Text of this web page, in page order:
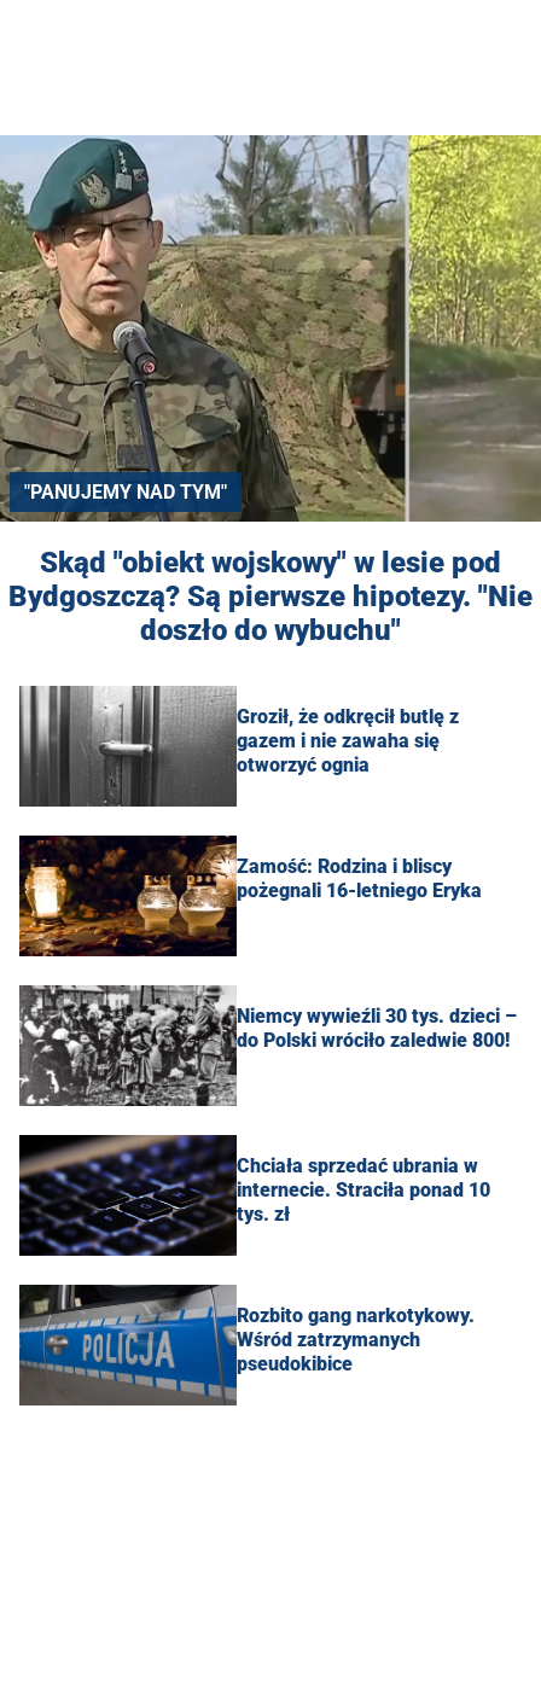
"PANUJEMY NAD TYM"
Skąd "obiekt wojskowy" w lesie pod
Bydgoszczą? Są pierwsze hipotezy. "Nie
doszło do wybuchu"
Groził, że odkręcił butlę z
gazem i nie zawaha się
otworzyć ognia
Zamość: Rodzina i bliscy
pożegnali 16-letniego Eryka
Niemcy wywieźli 30 tys. dzieci –
do Polski wróciło zaledwie 800!
Chciała sprzedać ubrania w
internecie. Straciła ponad 10
tys. zł
Rozbito gang narkotykowy.
Wśród zatrzymanych
pseudokibice